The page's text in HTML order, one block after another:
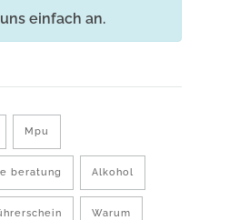
einfach an.
Mpu
beratung Alkohol
Warum